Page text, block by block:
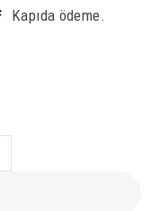
Kapıda ödeme.